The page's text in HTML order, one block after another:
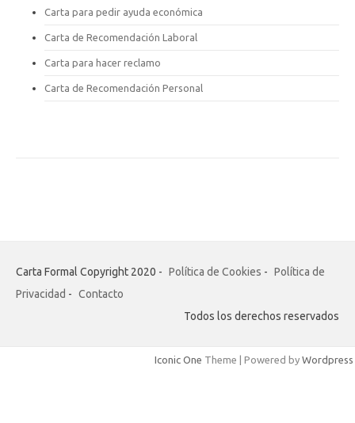
Carta para pedir ayuda económica
Carta de Recomendación Laboral
Carta para hacer reclamo
Carta de Recomendación Personal
Carta Formal Copyright 2020 - Política de Cookies - Política de
Privacidad - Contacto
Todos los derechos reservados
Iconic One Theme | Powered by Wordpress